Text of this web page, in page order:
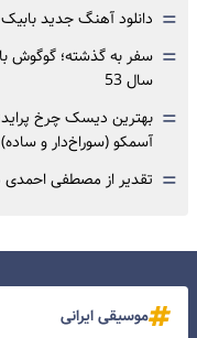
= دانلود آهنگ جدید بابیک
=
سال 53
= بهترین دیسک چرخ
آسمکو (سوراخ‌دار و ساده)
= تقدیر از مصطفی احمدی
موسیقی ایرانی